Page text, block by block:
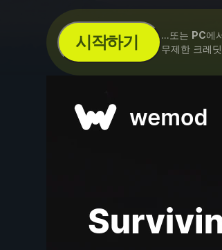
시작하기 ...또는 PC에
무제한 크레